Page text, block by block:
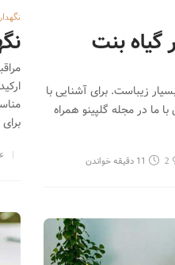
گیاه بنت
زیباست. برای آشنایی با
ما در مجله گلپینو همراه